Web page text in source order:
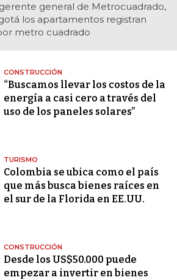
general de Metrocuadrado,
los apartamentos registran
metro cuadrado
CONSTRUCCIÓN
“Buscamos llevar los costos de la
energía a casi cero a través del
uso de los paneles solares”
TURISMO
Colombia se ubica como el país
que más busca bienes raíces en
el sur de la Florida en EE.UU.
CONSTRUCCIÓN
Desde los US$50.000 puede
empezar a invertir en bienes